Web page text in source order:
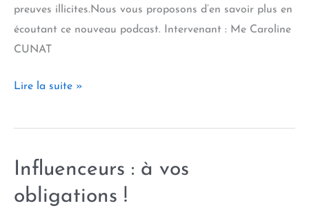
preuves illicites.Nous vous proposons d’en savoir plus en
écoutant ce nouveau podcast. Intervenant : Me Caroline
CUNAT
En
de
tout
est-
Lire la suite »
Influenceurs : à vos
obligations !